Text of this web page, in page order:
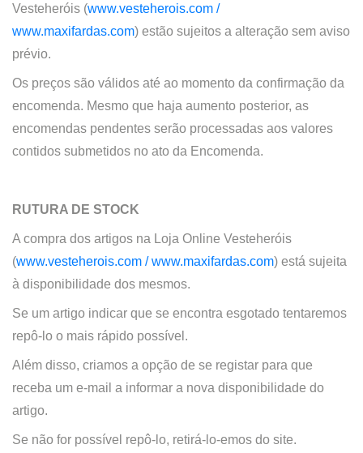
Vesteheróis (www.vesteherois.com /
www.maxifardas.com) estão sujeitos a alteração sem aviso
prévio.
Os preços são válidos até ao momento da confirmação da
encomenda. Mesmo que haja aumento posterior, as
encomendas pendentes serão processadas aos valores
contidos submetidos no ato da Encomenda.
RUTURA DE STOCK
A compra dos artigos na Loja Online Vesteheróis
(www.vesteherois.com /www.maxifardas.com) está sujeita
à disponibilidade dos mesmos.
Se um artigo indicar que se encontra esgotado tentaremos
repô-lo o mais rápido possível.
Além disso, criamos a opção de se registar para que
receba um e-mail a informar a nova disponibilidade do
artigo.
Se não for possível repô-lo, retirá-lo-emos do site.